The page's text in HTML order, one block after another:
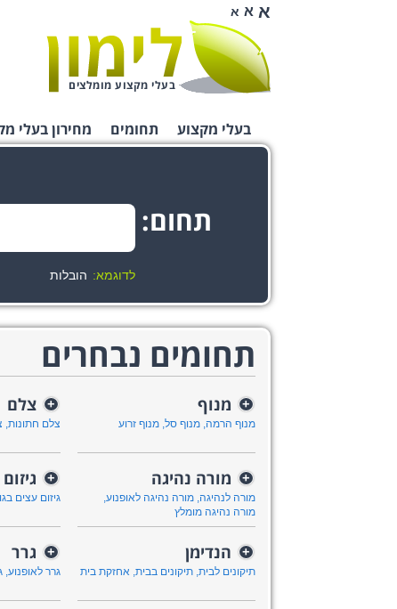
א א א
בעלי מקצוע מומלצים
בעלי מקצוע תחומים מחירון בעלי
תחום:
לדוגמא: הובלות
תחומים נבחרים
מנוף +
מנוף הרמה, מנוף סל, מנוף זרוע
צלם +
צלם חתונות,
מורה נהיגה +
מורה לנהיגה, מורה נהיגה לאופנוע,
מורה נהיגה מומלץ
+
גיזום עצים
הנדימן +
תיקונים לבית, תיקונים בבית, אחזקת בית
גרר +
גרר לאופנוע,